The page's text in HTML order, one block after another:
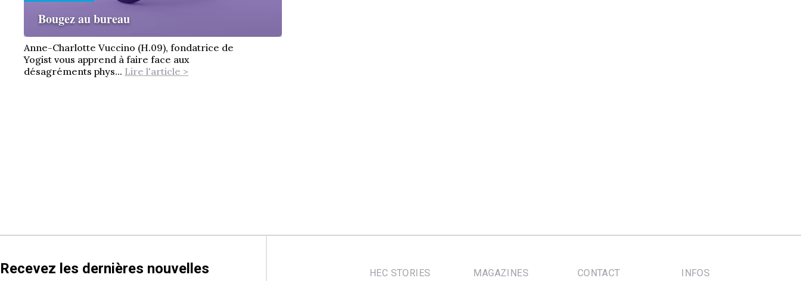
Bougez au bureau
Anne-Charlotte Vuccino (H.09), fondatrice de
Yogist vous apprend à faire face aux
désagréments phys... Lire l'article >
Recevez les dernières nouvelles
HEC STORIES
MAGAZINES
CONTACT
INFOS